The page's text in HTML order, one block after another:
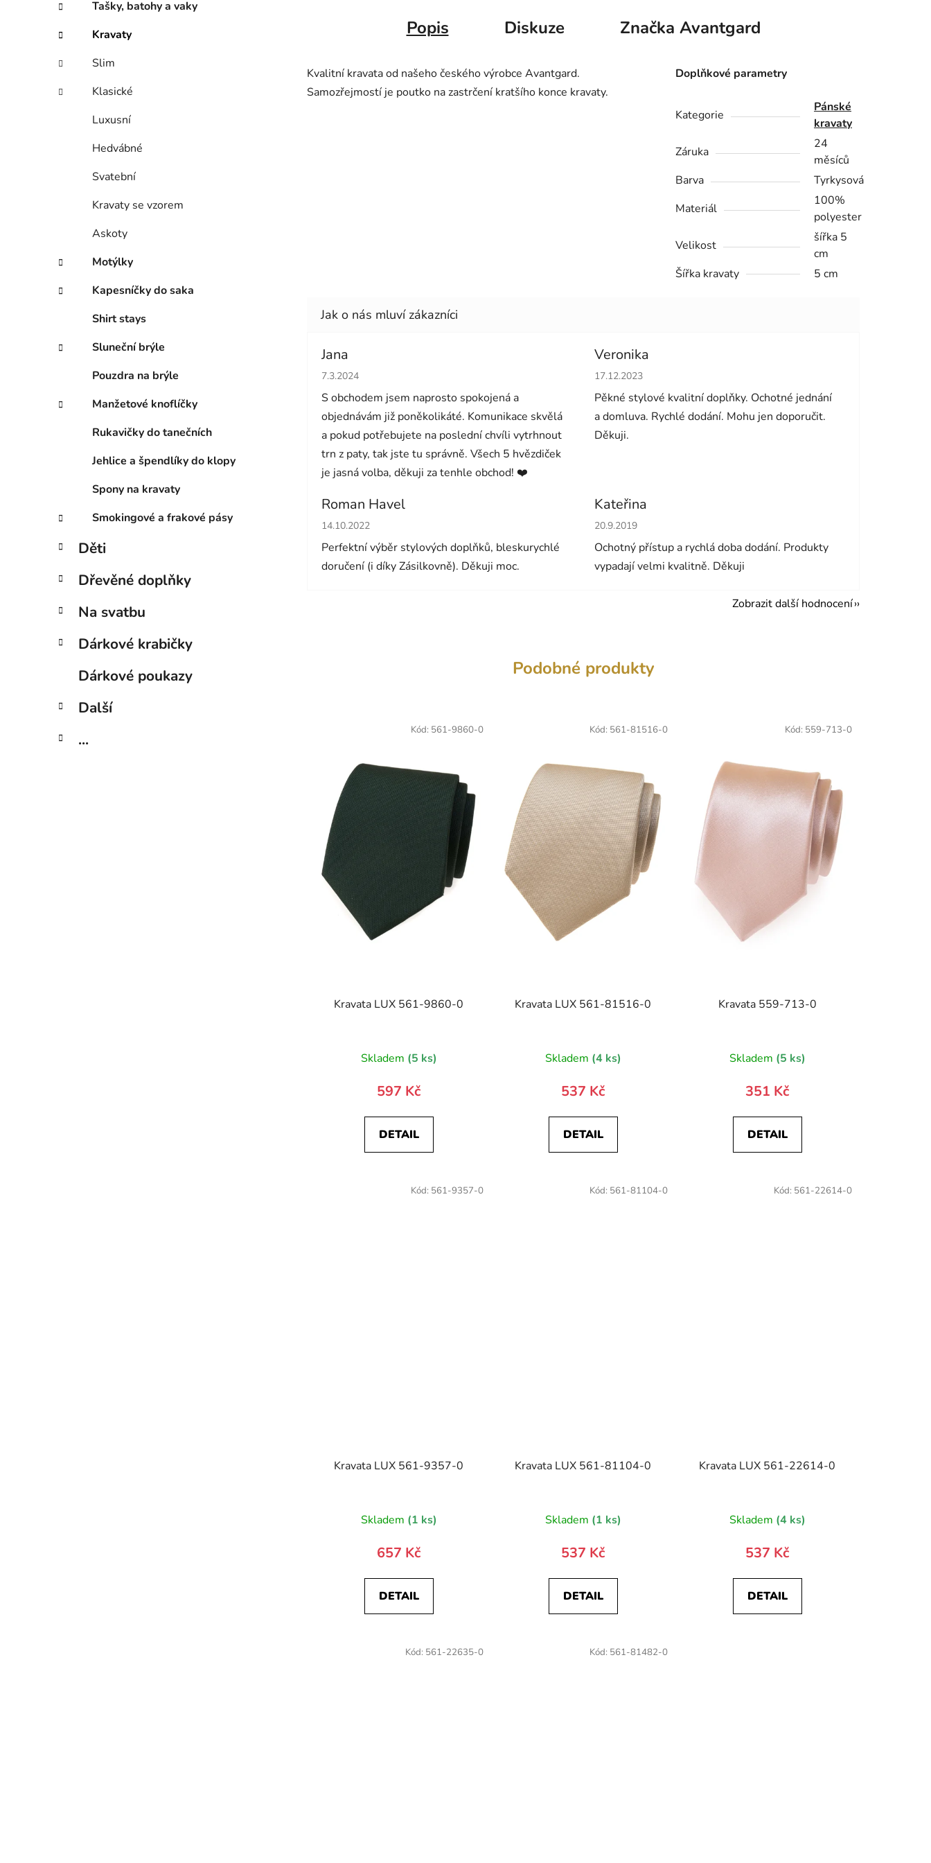
Tašky, batohy a vaky
Kravaty
Slim
Klasické
Luxusní
Hedvábné
Svatební
Kravaty se vzorem
Askoty
Motýlky
Kapesníčky do saka
Shirt stays
Sluneční brýle
Pouzdra na brýle
Manžetové knoflíčky
Rukavičky do tanečních
Jehlice a špendlíky do klopy
Spony na kravaty
Smokingové a frakové pásy
Děti
Dřevěné doplňky
Na svatbu
Dárkové krabičky
Dárkové poukazy
Další
...
Popis Diskuze Značka Avantgard
Kvalitní kravata od našeho českého výrobce Avantgard.
Samozřejmostí je poutko na zastrčení kratšího konce kravaty.
Doplňkové parametry
Kategorie
Pánské
kravaty
Záruka
24
měsíců
Barva
Tyrkysová
Materiál
100%
polyester
Velikost
šířka 5
cm
Šířka kravaty
5 cm
Jana
Hodnocení obchodu je 5 z 5 hvězdiček.
7.3.2024
S obchodem jsem naprosto spokojená a
objednávám již poněkolikáté. Komunikace skvělá
a pokud potřebujete na poslední chvíli vytrhnout
trn z paty, tak jste tu správně. Všech 5 hvězdiček
je jasná volba, děkuji za tenhle obchod! ❤️
Veronika
Hodnocení obchodu je 5 z 5 hvězdiček.
17.12.2023
Pěkné stylové kvalitní doplňky. Ochotné jednání
a domluva. Rychlé dodání. Mohu jen doporučit.
Děkuji.
Roman Havel
Hodnocení obchodu je 5 z 5 hvězdiček.
14.10.2022
Perfektní výběr stylových doplňků, bleskurychlé
doručení (i díky Zásilkovně). Děkuji moc.
Kateřina
Hodnocení obchodu je 5 z 5 hvězdiček.
20.9.2019
Ochotný přístup a rychlá doba dodání. Produkty
vypadají velmi kvalitně. Děkuji
Zobrazit další hodnocení
Podobné produkty
Kravata LUX 561-9860-0
Skladem (5 ks)
597 Kč
DETAIL
Kód: 561-9860-0
Kravata LUX 561-81516-0
Skladem (4 ks)
537 Kč
DETAIL
Kód: 561-81516-0
Kravata 559-713-0
Skladem (5 ks)
351 Kč
DETAIL
Kód: 559-713-0
Kravata LUX 561-9357-0
Skladem (1 ks)
657 Kč
DETAIL
Kód: 561-9357-0
Kravata LUX 561-81104-0
Skladem (1 ks)
537 Kč
DETAIL
Kód: 561-81104-0
Kravata LUX 561-22614-0
Skladem (4 ks)
537 Kč
DETAIL
Kód: 561-22614-0
Kód: 561-22635-0 Kód: 561-81482-0